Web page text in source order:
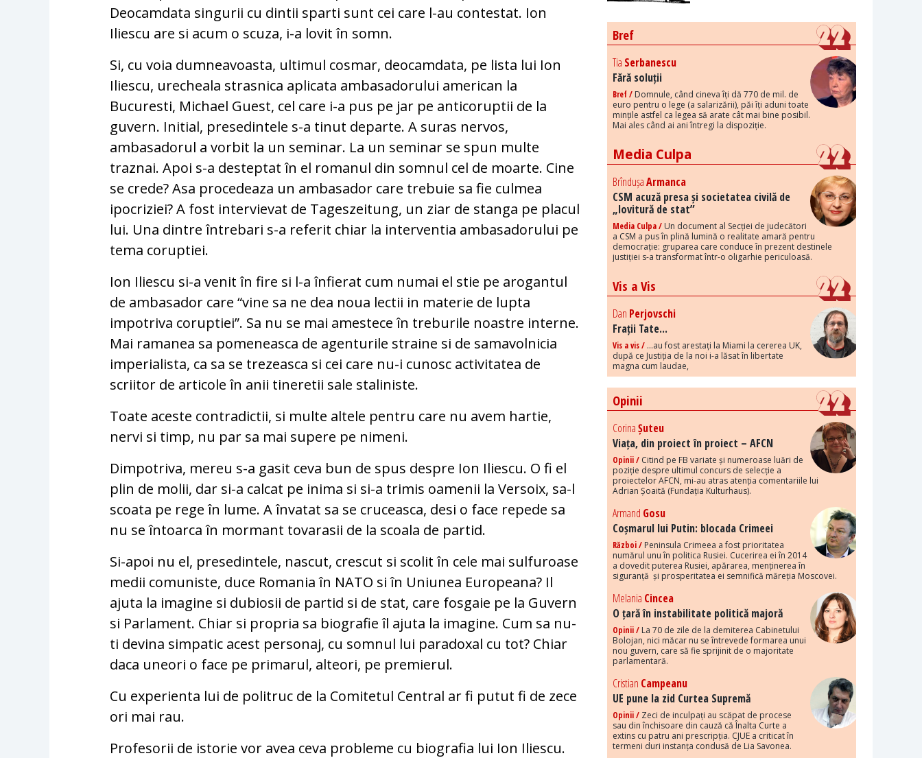
Deocamdata singurii cu dintii sparti sunt cei care l-au contestat. Ion
Iliescu are si acum o scuza, i-a lovit în somn.
Si, cu voia dumneavoasta, ultimul cosmar, deocamdata, pe lista lui Ion
Iliescu, urecheala strasnica aplicata ambasadorului american la
Bucuresti, Michael Guest, cel care i-a pus pe jar pe anticoruptii de la
guvern. Initial, presedintele s-a tinut departe. A suras nervos,
ambasadorul a vorbit la un seminar. La un seminar se spun multe
traznai. Apoi s-a desteptat în el romanul din somnul cel de moarte. Cine
se crede? Asa procedeaza un ambasador care trebuie sa fie culmea
ipocriziei? A fost intervievat de Tageszeitung, un ziar de stanga pe placul
lui. Una dintre întrebari s-a referit chiar la interventia ambasadorului pe
tema coruptiei.
Ion Iliescu si-a venit în fire si l-a înfierat cum numai el stie pe arogantul
de ambasador care “vine sa ne dea noua lectii in materie de lupta
impotriva coruptiei”. Sa nu se mai amestece în treburile noastre interne.
Mai ramanea sa pomeneasca de agenturile straine si de samavolnicia
imperialista, ca sa se trezeasca si cei care nu-i cunosc activitatea de
scriitor de articole în anii tineretii sale staliniste.
Toate aceste contradictii, si multe altele pentru care nu avem hartie,
nervi si timp, nu par sa mai supere pe nimeni.
Dimpotriva, mereu s-a gasit ceva bun de spus despre Ion Iliescu. O fi el
plin de molii, dar si-a calcat pe inima si si-a trimis oamenii la Versoix, sa-l
scoata pe rege în lume. A învatat sa se cruceasca, desi o face repede sa
nu se întoarca în mormant tovarasii de la scoala de partid.
Si-apoi nu el, presedintele, nascut, crescut si scolit în cele mai sulfuroase
medii comuniste, duce Romania în NATO si în Uniunea Europeana? Il
ajuta la imagine si dubiosii de partid si de stat, care fosgaie pe la Guvern
si Parlament. Chiar si propria sa biografie îl ajuta la imagine. Cum sa nu-
ti devina simpatic acest personaj, cu somnul lui paradoxal cu tot? Chiar
daca uneori o face pe primarul, alteori, pe premierul.
Cu experienta lui de politruc de la Comitetul Central ar fi putut fi de zece
ori mai rau.
Profesorii de istorie vor avea ceva probleme cu biografia lui Ion Iliescu.
Bref
Tia Serbanescu
Fără soluții
Bref / Domnule, când cineva îți dă 770 de mil. de
euro pentru o lege (a salarizării), păi îți aduni toate
mințile astfel ca legea să arate cât mai bine posibil.
Mai ales când ai ani întregi la dispoziție.
Media Culpa
BrîndușaArmanca
CSM acuză presa și societatea civilă de
„lovitură de stat”
Media Culpa / Un document al Secției de judecători
a CSM a pus în plină lumină o realitate amară pentru
democrație: gruparea care conduce în prezent destinele
justiției s-a transformat într-o oligarhie periculoasă.
Vis a Vis
Dan Perjovschi
Frații Tate...
Vis a vis / ...au fost arestați la Miami la cererea UK,
după ce Justiția de la noi i-a lăsat în libertate
magna cum laudae,
Opinii
CorinaȘuteu
Viața, din proiect în proiect – AFCN
Opinii / Citind pe FB variate și numeroase luări de
poziție despre ultimul concurs de selecție a
proiectelor AFCN, mi-au atras atenția comentariile lui
Adrian Șoaită (Fundația Kulturhaus).
Armand Gosu
Coșmarul lui Putin: blocada Crimeei
Război / Peninsula Crimeea a fost prioritatea
numărul unu în politica Rusiei. Cucerirea ei în 2014
a dovedit puterea Rusiei, apărarea, menținerea în
siguranță și prosperitatea ei semnifică măreția Moscovei.
Melania Cincea
O țară în instabilitate politică majoră
Opinii / La 70 de zile de la demiterea Cabinetului
Bolojan, nici măcar nu se întrevede formarea unui
nou guvern, care să fie sprijinit de o majoritate
parlamentară.
Cristian Campeanu
UE pune la zid Curtea Supremă
Opinii / Zeci de inculpați au scăpat de procese
sau din închisoare din cauză că Înalta Curte a
extins cu patru ani prescripția. CJUE a criticat în
termeni duri instanța condusă de Lia Savonea.